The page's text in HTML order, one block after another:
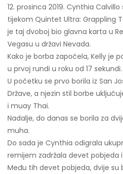
12. prosinca 2019. Cynthia
tijekom Quintet Ultra: Grappling
je taj dvoboj bio glavna karta u
Vegasu u državi Nevada.
Kako je borba započela, Kelly je
u prvoj rundi u roku od 17 sekundi.
U početku se prvo borila iz San
Države, a njezin stil borbe
i muay Thai.
Nadalje, do danas se borila za
muha.
Do sada je Cynthia odigrala
remijem zadržala devet pobjeda
Među tih devet pobjeda, dvije su